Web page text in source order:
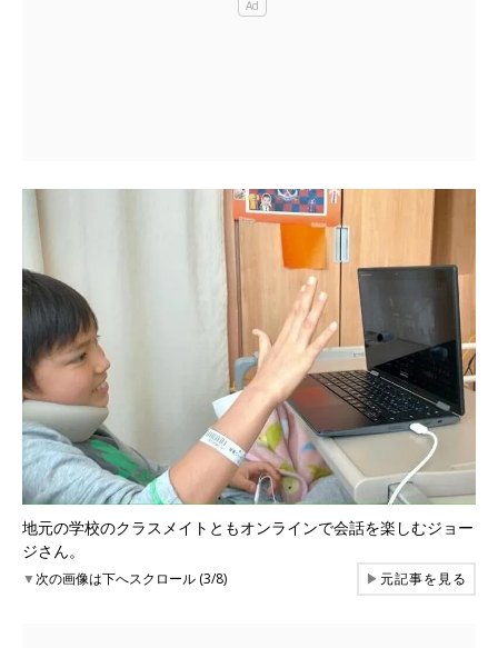
地元の学校のクラスメイトともオンラインで会話を楽しむジョー
ジさん。
▼次の画像は下へスクロール (3/8) ▶元記事を見る